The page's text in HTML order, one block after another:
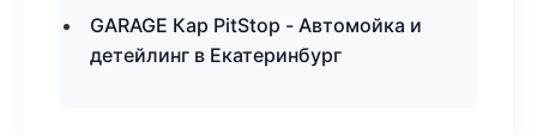
GARAGE Кар PitStop - Автомойка и
детейлинг в Екатеринбург